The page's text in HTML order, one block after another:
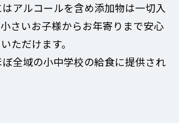
アルコールを含め添加物は一切入
さいお子様からお年寄りまで安心
ただけます。
全域の小中学校の給食に提供され